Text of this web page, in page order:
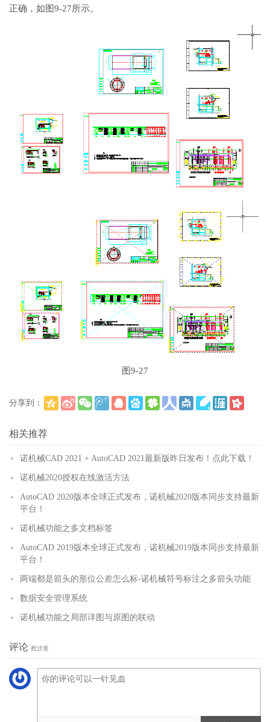
正确，如图9-27所示。
图9-27
分享到：
相关推荐
诺机械CAD 2021 + AutoCAD 2021最新版昨日发布！点此下载！
诺机械2020授权在线激活方法
AutoCAD 2020版本全球正式发布，诺机械2020版本同步支持最新
平台！
诺机械功能之多文档标签
AutoCAD 2019版本全球正式发布，诺机械2019版本同步支持最新
平台！
两端都是箭头的形位公差怎么标-诺机械符号标注之多箭头功能
数据安全管理系统
诺机械功能之局部详图与原图的联动
评论 抢沙发